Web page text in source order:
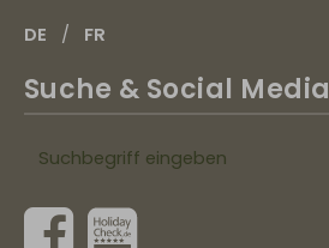
DE FR
Suche & Social Media
Suchbegriff